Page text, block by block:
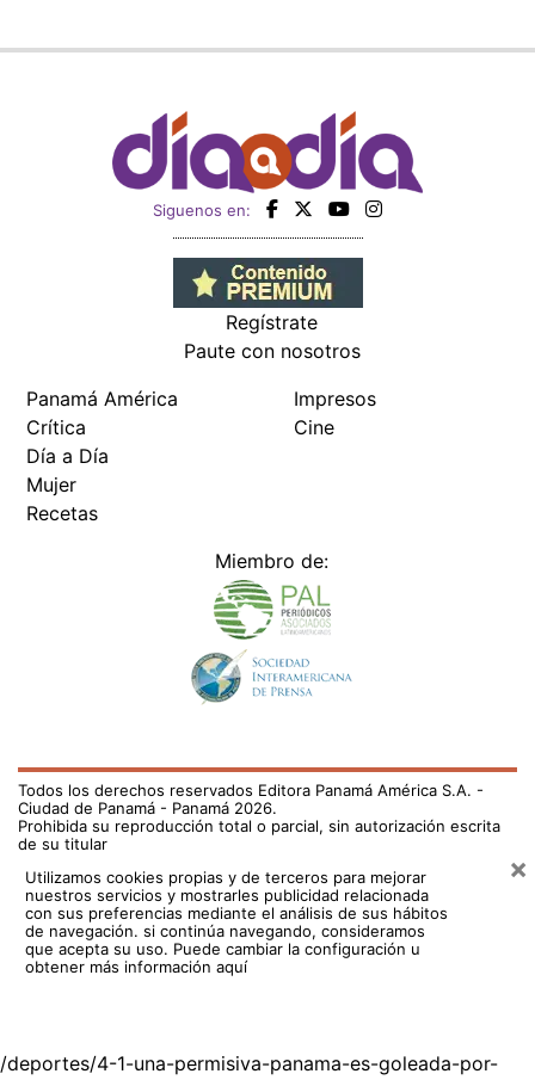
Siguenos en:
Regístrate
Paute con nosotros
Panamá América
Crítica
Día a Día
Mujer
Recetas
Impresos
Cine
Miembro de:
Todos los derechos reservados Editora Panamá América S.A. -
Ciudad de Panamá - Panamá 2026.
Prohibida su reproducción total o parcial, sin autorización escrita
de su titular
Utilizamos cookies propias y de terceros para mejorar
nuestros servicios y mostrarles publicidad relacionada
con sus preferencias mediante el análisis de sus hábitos
de navegación. si continúa navegando, consideramos
que acepta su uso. Puede cambiar la configuración u
obtener más información aquí
×
/deportes/4-1-una-permisiva-panama-es-goleada-por-